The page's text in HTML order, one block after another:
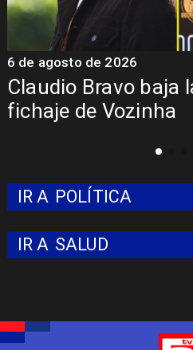
sobre
Colo:
5 de agosto de
IR A POLÍTICA
IR A SALUD